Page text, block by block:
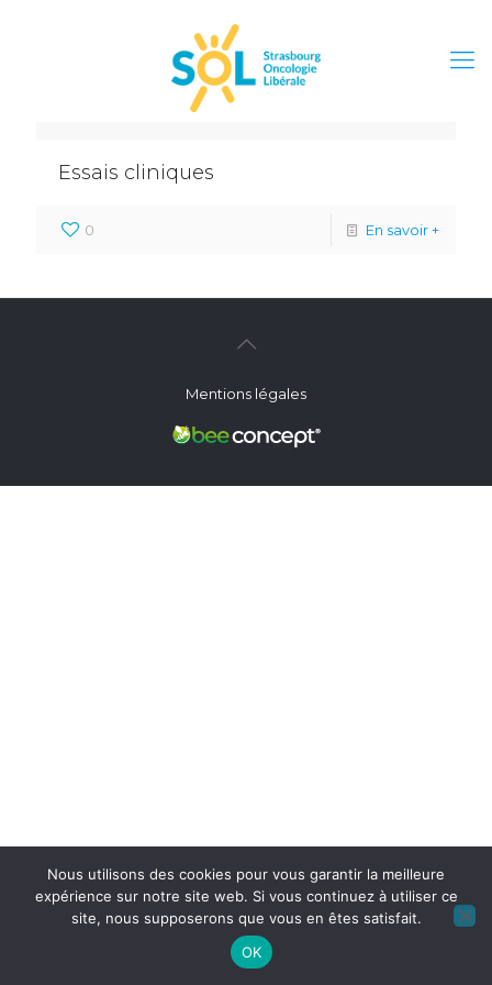
Essais cliniques
0 En savoir +
Mentions légales
Nous utilisons des cookies pour vous garantir la meilleure
expérience sur notre site web. Si vous continuez à utiliser ce
site, nous supposerons que vous en êtes satisfait.
OK